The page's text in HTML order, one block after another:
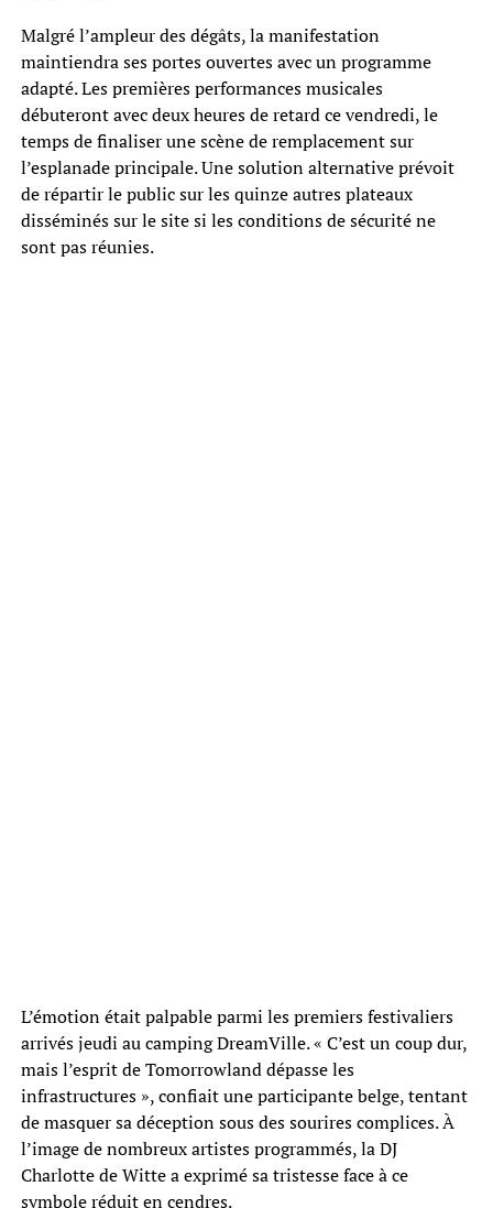
Malgré l’ampleur des dégâts, la manifestation
maintiendra ses portes ouvertes avec un programme
adapté. Les premières performances musicales
débuteront avec deux heures de retard ce vendredi, le
temps de finaliser une scène de remplacement sur
l’esplanade principale. Une solution alternative prévoit
de répartir le public sur les quinze autres plateaux
disséminés sur le site si les conditions de sécurité ne
sont pas réunies.
L’émotion était palpable parmi les premiers festivaliers
arrivés jeudi au camping DreamVille. « C’est un coup dur,
mais l’esprit de Tomorrowland dépasse les
infrastructures », confiait une participante belge, tentant
de masquer sa déception sous des sourires complices. À
l’image de nombreux artistes programmés, la DJ
Charlotte de Witte a exprimé sa tristesse face à ce
symbole réduit en cendres.